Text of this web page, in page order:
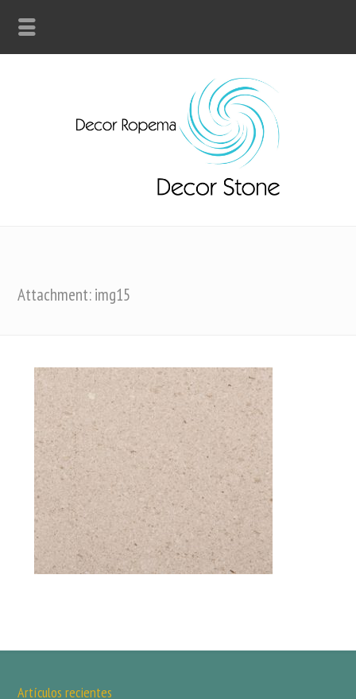
Attachment: img15
Artículos recientes